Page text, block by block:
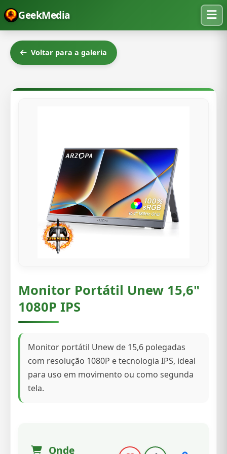
GeekMedia
Voltar para a galeria
Monitor Portátil Unew 15,6"
1080P IPS
Monitor portátil Unew de 15,6 polegadas
com resolução 1080P e tecnologia IPS, ideal
para uso em movimento ou como segunda
tela.
Onde